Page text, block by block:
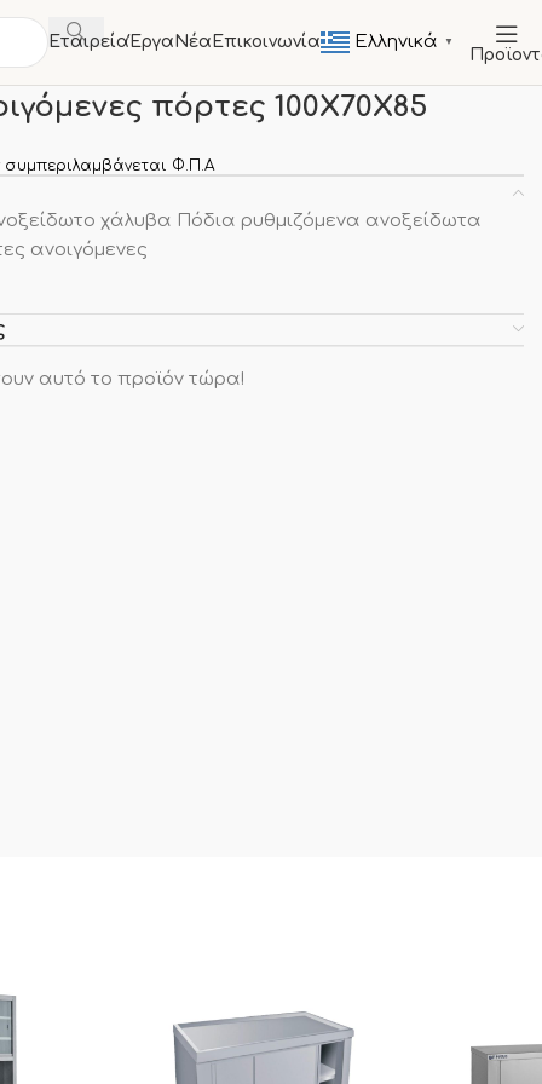
Εταιρεία Έργα Νέα Επικοινωνία Ελληνικά ▼
πόρτες 100X70X85
Φ.Π.Α
χάλυβα Πόδια ρυθμιζόμενα ανοξείδωτα
ανοιγόμενες
αυτό το προϊόν τώρα!